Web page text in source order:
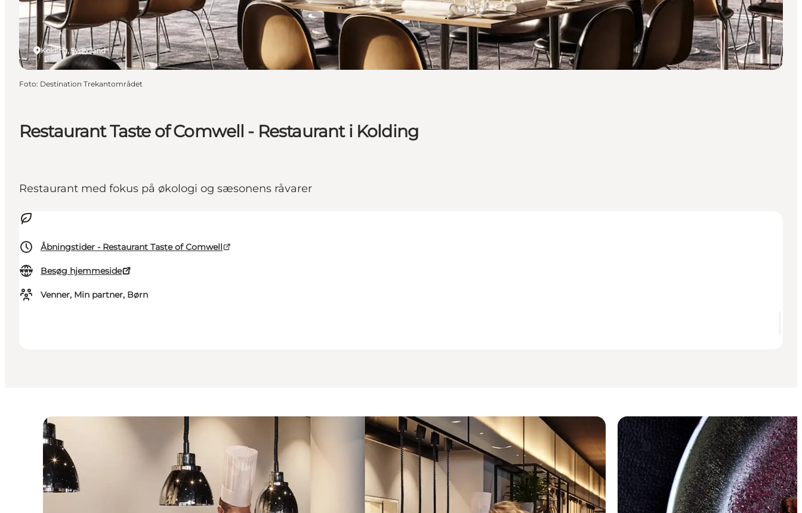
Restaurant Taste of Comwell - Restaurant i Kolding
Restaurant med fokus på økologi og sæsonens råvarer
Åbningstider - Restaurant Taste of Comwell
Besøg hjemmeside
Venner, Min partner, Børn
Kolding, Sydjylland
Foto: Destination Trekantområdet